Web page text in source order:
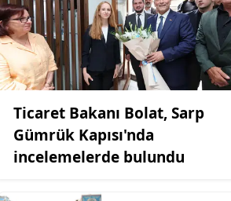
Ticaret Bakanı Bolat, Sarp
Gümrük Kapısı'nda
incelemelerde bulundu